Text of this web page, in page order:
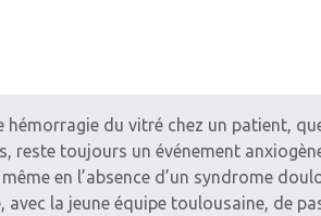
hémorragie du vitré chez un patient,
reste toujours un événement
en l’absence d’un syndrome
avec la jeune équipe toulousaine, de